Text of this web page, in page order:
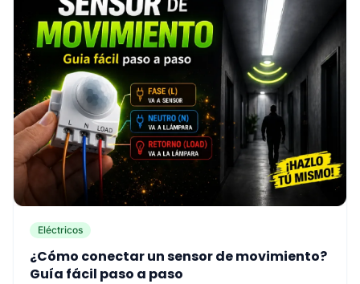
Eléctricos
¿Cómo conectar un sensor de movimiento?
Guía fácil paso a paso